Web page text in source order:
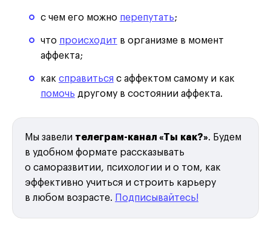
с чем его можно перепутать;
что происходит в организме в момент
аффекта;
как справиться с аффектом самому и как
помочь другому в состоянии аффекта.
Мы завели телеграм-канал «Ты как?». Будем
в удобном формате рассказывать
о саморазвитии, психологии и о том, как
эффективно учиться и строить карьеру
в любом возрасте. Подписывайтесь!